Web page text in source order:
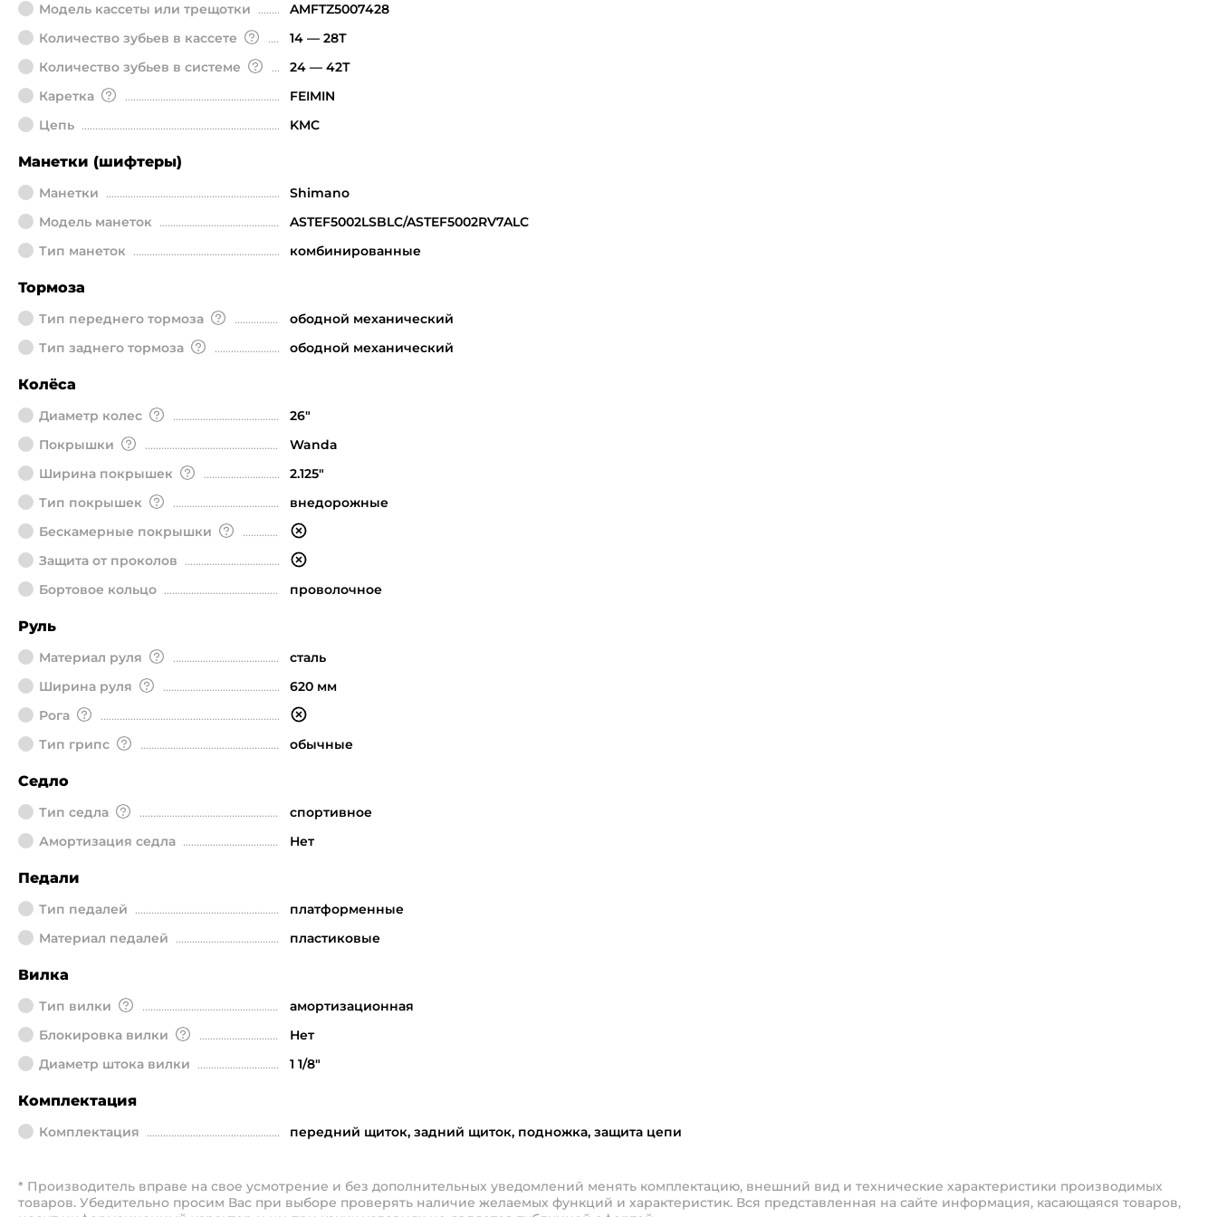
Модель кассеты или трещотки
AMFTZ5007428
Количество зубьев в кассете
14 — 28Т
Количество зубьев в системе
24 — 42Т
Каретка
FEIMIN
Цепь
KMC
Манетки (шифтеры)
Манетки
Shimano
Модель манеток
ASTEF5002LSBLC/ASTEF5002RV7ALC
Тип манеток
комбинированные
Тормоза
Тип переднего тормоза
ободной механический
Тип заднего тормоза
ободной механический
Колёса
Диаметр колeс
26"
Покрышки
Wanda
Ширина покрышек
2.125"
Тип покрышек
внедорожные
Бескамерные покрышки
Защита от проколов
Бортовое кольцо
проволочное
Руль
Материал руля
сталь
Ширина руля
620 мм
Рога
Тип грипс
обычные
Седло
Тип седла
спортивное
Амортизация седла
Нет
Педали
Тип педалей
платформенные
Материал педалей
пластиковые
Вилка
Тип вилки
амортизационная
Блокировка вилки
Нет
Диаметр штока вилки
1 1/8"
Комплектация
Комплектация передний щиток, задний щиток, подножка, защита цепи
* Производитель вправе на свое усмотрение и без дополнительных уведомлений менять комплектацию, внешний вид и технические характеристики производимых
товаров. Убедительно просим Вас при выборе проверять наличие желаемых функций и характеристик. Вся представленная на сайте информация, касающаяся товаров,